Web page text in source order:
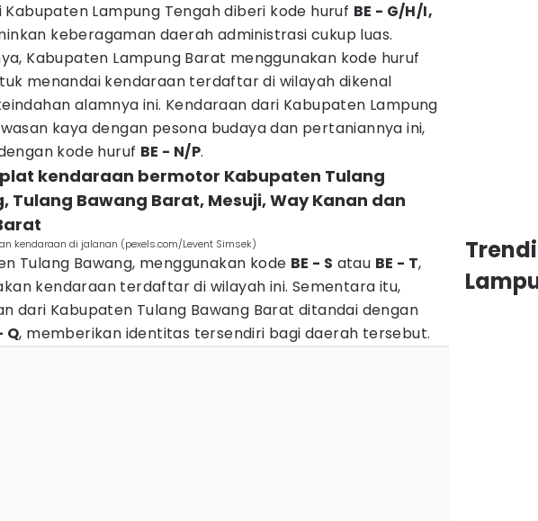
Kabupaten Lampung Tengah diberi kode huruf BE - G/H/I,
keberagaman daerah administrasi cukup luas.
Kabupaten Lampung Barat menggunakan kode huruf
menandai kendaraan terdaftar di wilayah dikenal
alamnya ini. Kendaraan dari Kabupaten Lampung
kaya dengan pesona budaya dan pertaniannya ini,
kode huruf BE - N/P.
plat kendaraan bermotor Kabupaten Tulang
Tulang Bawang Barat, Mesuji, Way Kanan dan
kendaraan di jalanan (pexels.com/Levent Simsek)
Tulang Bawang, menggunakan kode BE - S atau BE - T,
kendaraan terdaftar di wilayah ini. Sementara itu,
dari Kabupaten Tulang Bawang Barat ditandai dengan
Q, memberikan identitas tersendiri bagi daerah tersebut.